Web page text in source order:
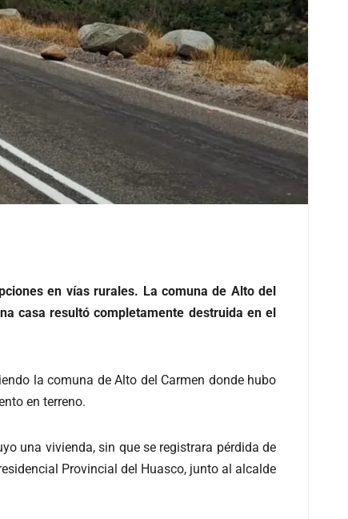
en vías rurales. La comuna de Alto del
casa resultó completamente destruida en el
la comuna de Alto del Carmen donde hubo
en terreno.
una vivienda, sin que se registrara pérdida de
Provincial del Huasco, junto al alcalde